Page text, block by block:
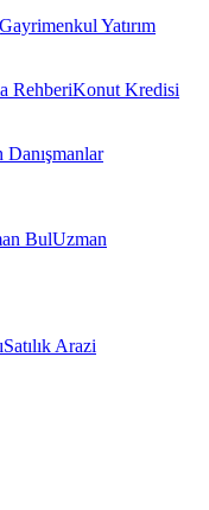
Yatırım
RehberiKonut Kredisi
Danışmanlar
BulUzman
Satılık Arazi